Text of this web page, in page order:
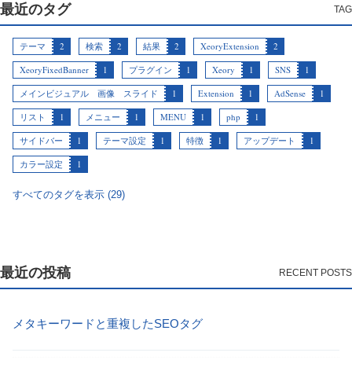
最近のタグ
テーマ 2 検索 2 結果 2 XeoryExtension
2
XeoryFixedBanner
1 プラグイン 1 Xeory 1 SNS
1
メインビジュアル 画像 スライド
1 Extension 1 AdSense
1
リスト
1 メニュー 1 MENU 1 php
1
サイドバー
1 テーマ設定 1 特徴 1 アップデート
1
カラー設定
1
すべてのタグを表示 (29)
最近の投稿
メタキーワードと重複したSEOタグ